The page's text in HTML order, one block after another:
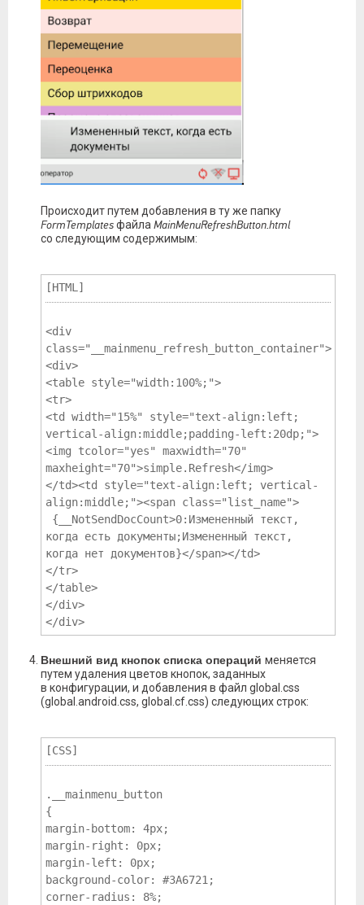
Происходит путем добавления в ту же папку
FormTemplatesфайла MainMenuRefreshButton.html
со следующим содержимым:
[HTML]
<div
class="__mainmenu_refresh_button_container">
<div>
<table style="width:100%;">
<tr>
<td width="15%" style="text-align:left;
vertical-align:middle;padding-left:20dp;">
<img tcolor="yes" maxwidth="70"
maxheight="70">simple.Refresh</img>
</td><td style="text-align:left; vertical-
align:middle;"><span class="list_name">
когда есть документы;Измененный текст,
когда нет документов}</span></td>
</tr>
</table>
</div>
</div>
Внешний вид кнопок списка операций меняется
путем удаления цветов кнопок, заданных
в конфигурации, и добавления в файл global.css
(global.android.css, global.cf.css) следующих строк:
[CSS]
.__mainmenu_button
{
margin-bottom: 4px;
margin-right: 0px;
margin-left: 0px;
background-color: #3A6721;
corner-radius: 8%;